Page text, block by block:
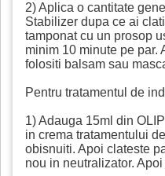
2) Aplica o cantitate
Stabilizer dupa ce ai
tamponat cu un prosop
minim 10 minute pe par.
folositi balsam sau
Pentru tratamentul de
1) Adauga 15ml din
in crema tratamentului
obisnuiti. Apoi clateste
nou in neutralizator.